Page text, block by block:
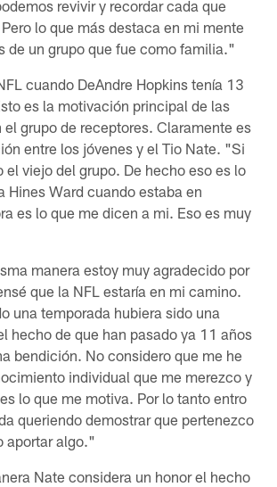
revivir y recordar cada que
lo que más destaca en mi mente
de un grupo que fue como familia."
cuando DeAndre Hopkins tenía 13
es la motivación principal de las
el grupo de receptores. Claramente es
entre los jóvenes y el Tio Nate. "Si
el viejo del grupo. De hecho eso es lo
Hines Ward cuando estaba en
es lo que me dicen a mi. Eso es muy
manera estoy muy agradecido por
que la NFL estaría en mi camino.
una temporada hubiera sido una
hecho de que han pasado ya 11 años
bendición. No considero que me he
individual que me merezco y
lo que me motiva. Por lo tanto entro
queriendo demostrar que pertenezco
aportar algo."
Nate considera un honor el hecho